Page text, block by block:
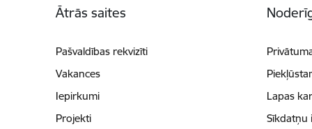
Ātrās saites
Pašvaldības rekvizīti
Vakances
Iepirkumi
Projekti
Lapas
Sīkdatņu